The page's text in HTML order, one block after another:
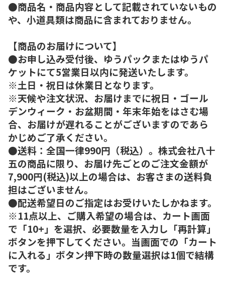
●商品名・商品内容として記載されていないもの
や、小道具類は商品に含まれておりません。
【商品のお届けについて】
●お申し込み受付後、ゆうパックまたはゆうパ
ケットにて5営業日以内に発送いたします。
※土日・祝日は休業日となります。
※天候や注文状況、お届けまでに祝日・ゴール
デンウィーク・お盆期間・年末年始をはさむ場
合、お届けが遅れることがございますのであら
かじめご了承ください。
●送料：全国一律990円（税込）。株式会社八十
五の商品に限り、お届け先ごとのご注文金額が
7,900円(税込)以上の場合は、お客さまの送料負
担はございません。
●配送希望日のご指定はお受けいたしかねます。
※11点以上、ご購入希望の場合は、カート画面
で「10+」を選択、必要数量を入力し「再計算」
ボタンを押下してください。当画面での「カート
に入れる」ボタン押下時の数量選択は1個で結構
です。